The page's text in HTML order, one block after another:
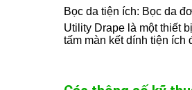
Bọc da tiện ích: Bọc da
Utility Drape là một thiết
tấm màn kết dính tiện ích